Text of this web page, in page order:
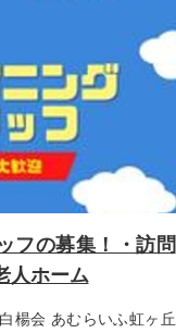
フの募集！・訪問
人ホーム
楊会 あむらいふ虹ヶ丘